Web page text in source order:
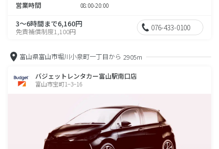
営業時間 08:00-20:00
3～6時間まで6,160円
免責補償制度1,100円 076-433-0100
富山県富山市堀川小泉町一丁目から 2905m
バジェットレンタカー富山駅南口店
富山市宝町1−3−16